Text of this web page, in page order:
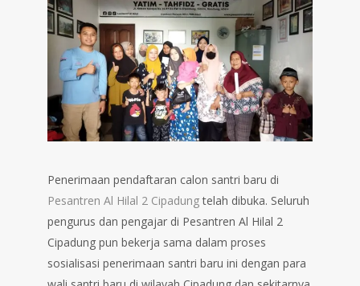
Penerimaan pendaftaran calon santri baru di
Pesantren Al Hilal 2 Cipadungtelah dibuka. Seluruh
pengurus dan pengajar di Pesantren Al Hilal 2
Cipadung pun bekerja sama dalam proses
sosialisasi penerimaan santri baru ini dengan para